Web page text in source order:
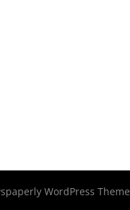
WordPress Theme